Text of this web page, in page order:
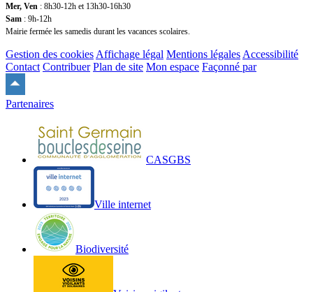
Mer, Ven : 8h30-12h et 13h30-16h30
Sam : 9h-12h
Mairie fermée les samedis durant les vacances scolaires.
Gestion des cookies Affichage légal Mentions légales Accessibilité
Contact Contribuer Plan de site Mon espace Façonné par
haut
site
Partenaires
CASGBS
Ville internet
Biodiversité